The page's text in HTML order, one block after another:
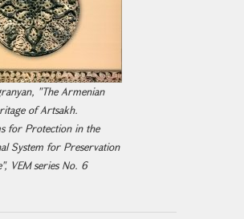
"The Armenian
of Artsakh.
for Protection in the
System for Preservation
VEM series No. 6